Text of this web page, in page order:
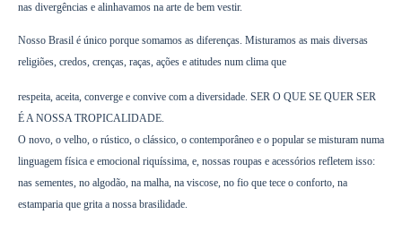
nas divergências e alinhavamos na arte de bem vestir.
Nosso Brasil é único porque somamos as diferenças. Misturamos as mais diversas
religiões, credos, crenças, raças, ações e atitudes num clima que
respeita, aceita, converge e convive com a diversidade. SER O QUE SE QUER SER
É A NOSSA TROPICALIDADE.
O novo, o velho, o rústico, o clássico, o contemporâneo e o popular se misturam numa
linguagem física e emocional riquíssima, e, nossas roupas e acessórios refletem isso:
nas sementes, no algodão, na malha, na viscose, no fio que tece o conforto, na
estamparia que grita a nossa brasilidade.